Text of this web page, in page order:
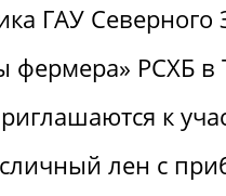
ГАУ Северного
фермера» РСХБ
к
лен с